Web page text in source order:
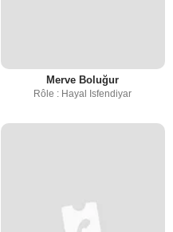
Merve Boluğur
Rôle : Hayal Isfendiyar